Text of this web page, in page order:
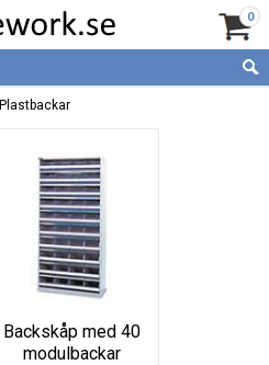
0
Plastbackar
Backskåp med 40
modulbackar